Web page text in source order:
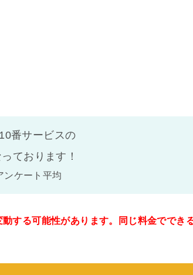
番サービスの
ております！
ケート平均
する可能性があります。同じ料金ででき